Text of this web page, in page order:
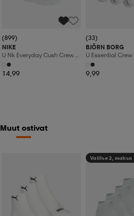
(899)
NIKE
U Nk Everyday Cush Crew
3pr
14,99
(33)
BJÖRN BORG
U Essential
9,99
Muut ostivat
Valitse 2, maksa